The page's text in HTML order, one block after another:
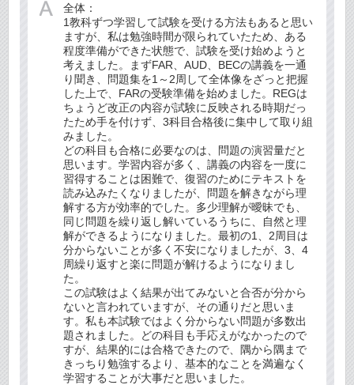
全体：
1教科ずつ学習して試験を受ける方法もあると思い
ますが、私は勉強時間が限られていたため、ある
程度準備ができた状態で、試験を受け始めようと
考えました。まずFAR、AUD、BECの講義を一通
り聞き、問題集を1～2周して全体像をざっと把握
した上で、FARの受験準備を始めました。REGは
ちょうど改正の内容が試験に反映される時期だっ
たため手を付けず、3科目合格後に集中して取り組
みました。
どの科目も合格に必要なのは、問題の演習量だと
思います。学習内容が多く、講義の内容を一度に
習得することは困難で、復習のためにテキストを
読み込みたくなりましたが、問題を解きながら理
解する方が効率的でした。多少理解が曖昧でも、
同じ問題を繰り返し解いているうちに、自然と理
解ができるようになりました。最初の1、2周目は
分からないことが多く不安になりましたが、3、4
周繰り返すと楽に問題が解けるようになりまし
た。
この試験はよく結果が出てみないと合否が分から
ないと言われていますが、その通りだと思いま
す。私も本試験ではよく分からない問題が多数出
題されました。どの科目も手応えがなかったので
すが、結果的には合格できたので、隅から隅まで
きっちり勉強するより、基本的なことを満遍なく
学習することが大事だと思いました。